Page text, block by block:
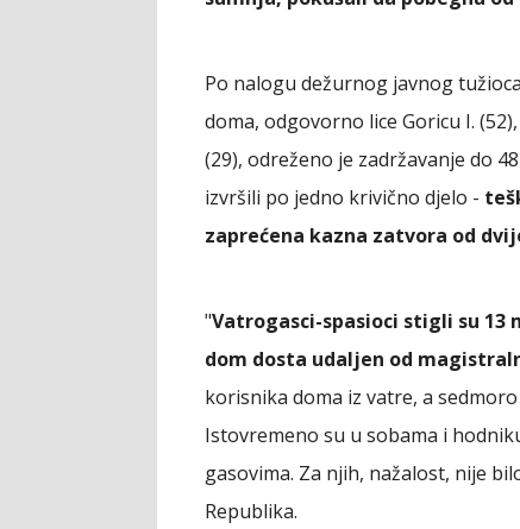
Po nalogu dežurnog javnog
doma, odgovorno lice Goricu I.
(29), odreženo je zadržavanje do
izvršili po jedno krivično djelo -
zaprećena kazna zatvora od
"Vatrogasci-spasioci stigli su
dom dosta udaljen od
korisnika doma iz vatre, a
Istovremeno su u sobama i
gasovima. Za njih, nažalost, nije
Republika.